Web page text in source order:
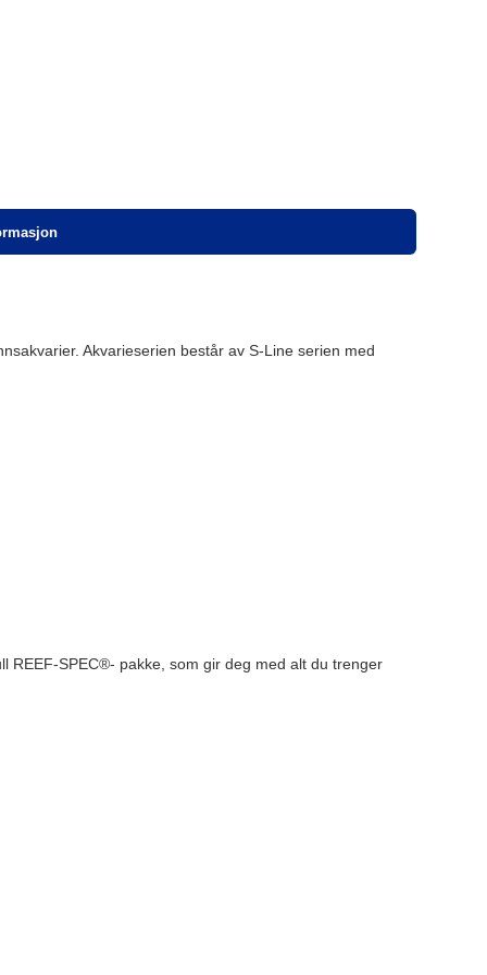
Akvarieserien består av S-Line serien med
REEF-SPEC®- pakke, som gir deg med alt du trenger